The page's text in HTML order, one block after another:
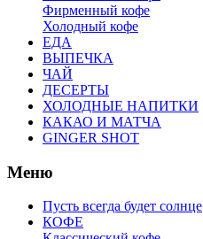
Фирменный кофе
Холодный кофе
ЕДА
ВЫПЕЧКА
ЧАЙ
ДЕСЕРТЫ
ХОЛОДНЫЕ НАПИТКИ
КАКАО И МАТЧА
GINGER SHOT
Меню
Пусть всегда будет солнце
КОФЕ